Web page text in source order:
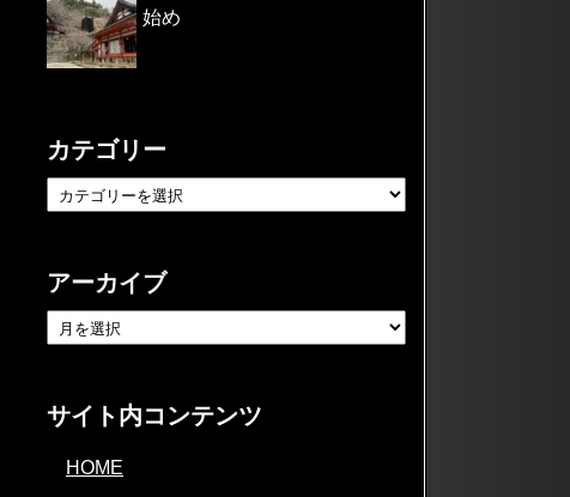
始め
カテゴリー
アーカイブ
サイト内コンテンツ
HOME